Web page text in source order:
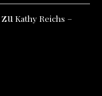
zu Kathy Reichs –